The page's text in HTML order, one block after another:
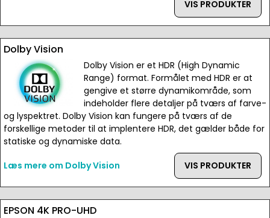
VIS PRODUKTER
Dolby Vision
Dolby Vision er et HDR (High Dynamic
Range) format. Formålet med HDR er at
gengive et større dynamikområde, som
indeholder flere detaljer på tværs af farve-
og lyspektret. Dolby Vision kan fungere på tværs af de
forskellige metoder til at implentere HDR, det gælder både for
statiske og dynamiske data.
Læs mere om Dolby Vision
VIS PRODUKTER
EPSON 4K PRO-UHD